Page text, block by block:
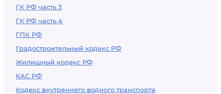
ГК РФ часть 3
ГК РФ часть 4
ГПК РФ
Градостроительный кодекс РФ
Жилищный кодекс РФ
КАС РФ
Кодекс внутреннего водного транспорта